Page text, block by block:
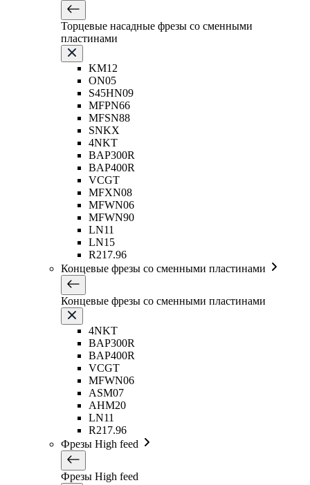
Торцевые насадные фрезы со сменными
пластинами
KM12
ON05
S45HN09
MFPN66
MFSN88
SNKX
4NKT
BAP300R
BAP400R
VCGT
MFXN08
MFWN06
MFWN90
LN11
LN15
R217.96
Концевые фрезы со сменными пластинами
Концевые фрезы со сменными пластинами
4NKT
BAP300R
BAP400R
VCGT
MFWN06
ASM07
AHM20
LN11
R217.96
Фрезы High feed
Фрезы High feed